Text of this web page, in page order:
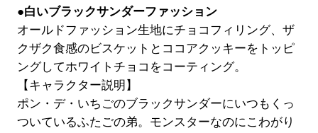
●白いブラックサンダーファッション
オールドファッション生地にチョコフィリング、ザ
クザク食感のビスケットとココアクッキーをトッピ
ングしてホワイトチョコをコーティング。
【キャラクター説明】
ポン・デ・いちごのブラックサンダーにいつもくっ
ついているふたごの弟。モンスターなのにこわがり